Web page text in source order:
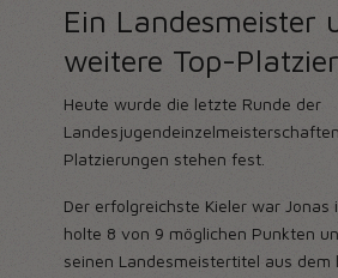
Ein Landesmeister
weitere Top-
Heute wurde die letzte Runde der
Platzierungen stehen fest.
Der erfolgreichste Kieler war Jonas
holte 8 von 9 möglichen Punkten
seinen Landesmeistertitel aus dem